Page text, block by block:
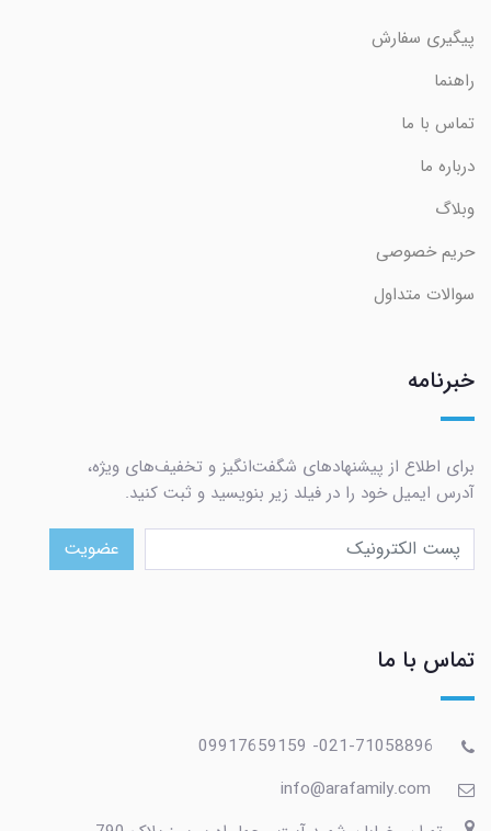
پیگیری سفارش
راهنما
تماس با ما
درباره ما
وبلاگ
حریم خصوصی
سوالات متداول
خبرنامه
برای اطلاع از پیشنهادهای شگفت‌انگیز و تخفیف‌های ویژه،
آدرس ایمیل خود را در فیلد زیر بنویسید و ثبت کنید.
عضویت
تماس با ما